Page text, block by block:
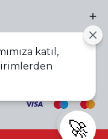
katıl,
🚀